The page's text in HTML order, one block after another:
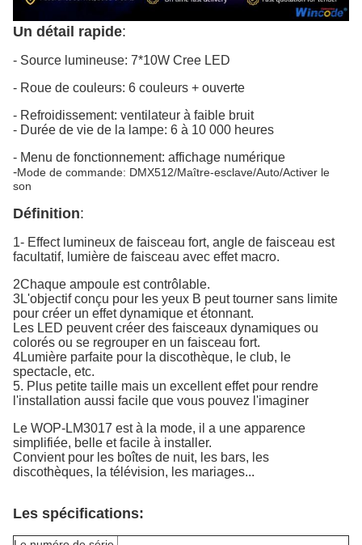
Un détail rapide:
- Source lumineuse: 7*10W Cree LED
- Roue de couleurs: 6 couleurs + ouverte
- Refroidissement: ventilateur à faible bruit
- Durée de vie de la lampe: 6 à 10 000 heures
- Menu de fonctionnement: affichage numérique
-Mode de commande: DMX512/Maître-esclave/Auto/Activer le
son
Définition:
1- Effect lumineux de faisceau fort, angle de faisceau est
facultatif, lumière de faisceau avec effet macro.
2Chaque ampoule est contrôlable.
3L'objectif conçu pour les yeux B peut tourner sans limite
pour créer un effet dynamique et étonnant.
Les LED peuvent créer des faisceaux dynamiques ou
colorés ou se regrouper en un faisceau fort.
4Lumière parfaite pour la discothèque, le club, le
spectacle, etc.
5. Plus petite taille mais un excellent effet pour rendre
l'installation aussi facile que vous pouvez l'imaginer
Le WOP-LM3017 est à la mode, il a une apparence
simplifiée, belle et facile à installer.
Convient pour les boîtes de nuit, les bars, les
discothèques, la télévision, les mariages...
Les spécifications: